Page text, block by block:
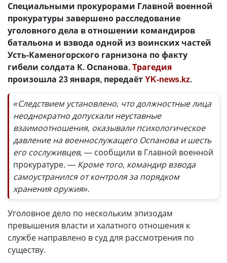
Специальными прокурорами Главной военной
прокуратуры завершено расследование
уголовного дела в отношении командиров
батальона и взвода одной из воинских частей
Усть-Каменогорского гарнизона по факту
гибели солдата К. Оспанова.Трагедия
произошла 23 января, передаётYK-news.kz.
«Следствием установлено, что должностные лица
неоднократно допускали неуставные
взаимоотношения, оказывали психологическое
давление на военнослужащего Оспанова и шесть
его сослуживцев, — сообщили в Главной военной
прокуратуре. — Кроме того, командир взвода
самоустранился от контроля за порядком
хранения оружия».
Уголовное дело по нескольким эпизодам
превышения власти и халатного отношения к
службе направлено в суд для рассмотрения по
существу.